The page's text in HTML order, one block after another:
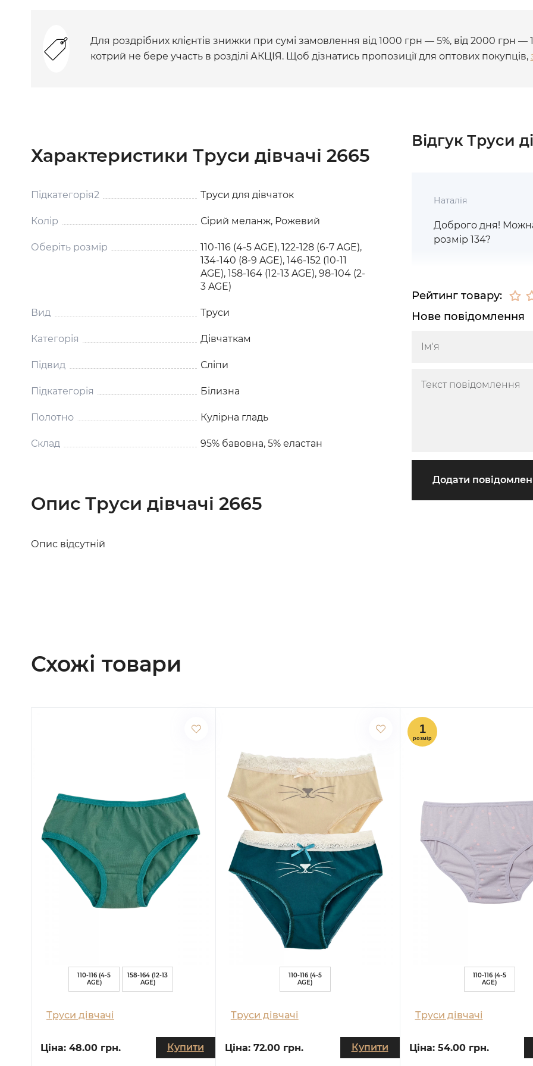
Для роздрібних клієнтів знижки при сумі замовлення від 1000 грн — 5%, від 2000 грн —
котрий не бере участь в розділі АКЦІЯ. Щоб дізнатись пропозиції для оптових покупців,
Характеристики Труси дівчачі 2665
Підкатегорія2 Труси для дівчаток
Колір Сірий меланж, Рожевий
Оберіть розмір
110-116 (4-5 AGE), 122-128 (6-7 AGE),
134-140 (8-9 AGE), 146-152 (10-11
AGE), 158-164 (12-13 AGE), 98-104 (2-
3 AGE)
Вид Труси
Категорія Дівчаткам
Підвид Сліпи
Підкатегорія Білизна
Полотно Кулірна гладь
Склад 95% бавовна, 5% еластан
Опис Труси дівчачі 2665
Опис відсутній
Відгук Труси
Наталія
Доброго дня! Можна
розмір 134?
Рейтинг товару:
Нове повідомлення
Додати
Схожі товари
110-116 (4-5
AGE)
158-164 (12-13
AGE)
Труси дівчачі
Ціна: 48.00 грн. Купити
110-116 (4-5
AGE)
Труси дівчачі
Ціна: 72.00 грн. Купити
110-116 (4-5
AGE)
Труси дівчачі
Ціна: 54.00 грн.